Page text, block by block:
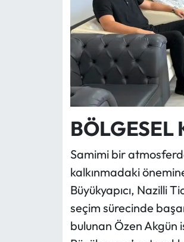
BÖLGESEL
Samimi bir
kalkınmadaki
Büyükyapıcı, Nazilli
seçim sürecinde
bulunan Özen Akgün